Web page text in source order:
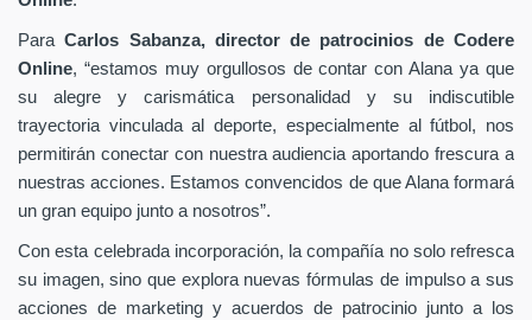
ParaCarlos Sabanza, director de patrocinios de Codere
Online, “estamos muy orgullosos de contar con Alana ya que
su alegre y carismática personalidad y su indiscutible
trayectoria vinculada al deporte, especialmente al fútbol, nos
permitirán conectar con nuestra audiencia aportando frescura a
nuestras acciones. Estamos convencidos de que Alana formará
un gran equipo junto a nosotros”.
Con esta celebrada incorporación, la compañía no solo refresca
su imagen, sino que explora nuevas fórmulas de impulso a sus
acciones de marketing y acuerdos de patrocinio junto a los